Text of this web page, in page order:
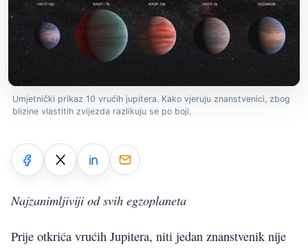
Umjetnički prikaz 10 vrućih jupitera. Kako vjeruju znanstvenici, zbog
blizine vlastitih zvijezda razlikuju se po boji.
Najzanimljiviji od svih egzoplaneta
Prije otkrića vrućih Jupitera, niti jedan znanstvenik nije